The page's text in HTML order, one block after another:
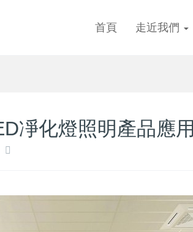
首頁 走近我們
凈化燈照明產品應用